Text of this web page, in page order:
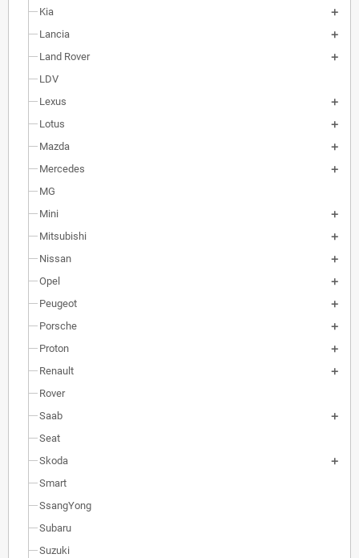
Kia
Lancia
Land Rover
LDV
Lexus
Lotus
Mazda
Mercedes
MG
Mini
Mitsubishi
Nissan
Opel
Peugeot
Porsche
Proton
Renault
Rover
Saab
Seat
Skoda
Smart
SsangYong
Subaru
Suzuki